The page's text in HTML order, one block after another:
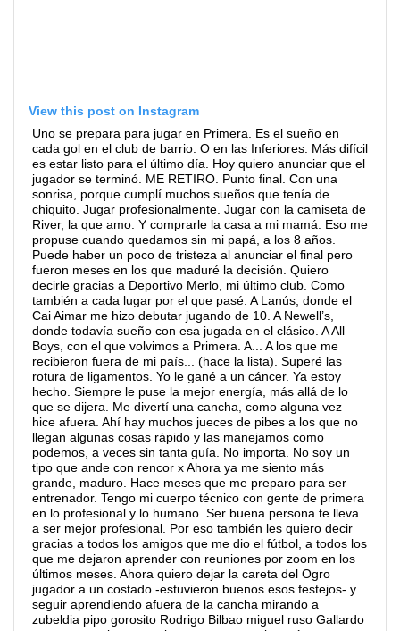
View this post on Instagram
Uno se prepara para jugar en Primera. Es el sueño en
cada gol en el club de barrio. O en las Inferiores. Más difícil
es estar listo para el último día. Hoy quiero anunciar que el
jugador se terminó. ME RETIRO. Punto final. Con una
sonrisa, porque cumplí muchos sueños que tenía de
chiquito. Jugar profesionalmente. Jugar con la camiseta de
River, la que amo. Y comprarle la casa a mi mamá. Eso me
propuse cuando quedamos sin mi papá, a los 8 años.
Puede haber un poco de tristeza al anunciar el final pero
fueron meses en los que maduré la decisión. Quiero
decirle gracias a Deportivo Merlo, mi último club. Como
también a cada lugar por el que pasé. A Lanús, donde el
Cai Aimar me hizo debutar jugando de 10. A Newell’s,
donde todavía sueño con esa jugada en el clásico. A All
Boys, con el que volvimos a Primera. A... A los que me
recibieron fuera de mi país... (hace la lista). Superé las
rotura de ligamentos. Yo le gané a un cáncer. Ya estoy
hecho. Siempre le puse la mejor energía, más allá de lo
que se dijera. Me divertí una cancha, como alguna vez
hice afuera. Ahí hay muchos jueces de pibes a los que no
llegan algunas cosas rápido y las manejamos como
podemos, a veces sin tanta guía. No importa. No soy un
tipo que ande con rencor x Ahora ya me siento más
grande, maduro. Hace meses que me preparo para ser
entrenador. Tengo mi cuerpo técnico con gente de primera
en lo profesional y lo humano. Ser buena persona te lleva
a ser mejor profesional. Por eso también les quiero decir
gracias a todos los amigos que me dio el fútbol, a todos los
que me dejaron aprender con reuniones por zoom en los
últimos meses. Ahora quiero dejar la careta del Ogro
jugador a un costado -estuvieron buenos esos festejos- y
seguir aprendiendo afuera de la cancha mirando a
zubeldia pipo gorosito Rodrigo Bilbao miguel ruso Gallardo